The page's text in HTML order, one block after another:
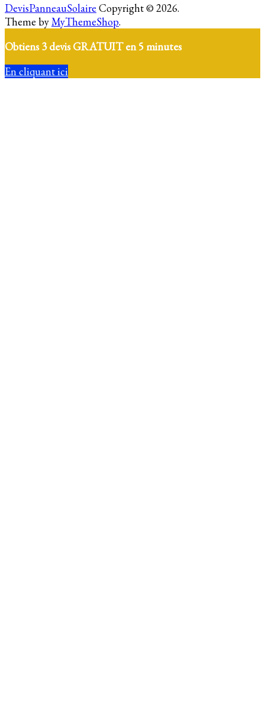
DevisPanneauSolaire Copyright © 2026.
Theme byMyThemeShop.
Obtiens 3 devis GRATUIT en 5 minutes
En cliquant ici